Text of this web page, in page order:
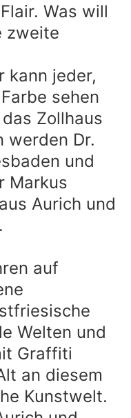
Was will
zweite
kann jeder,
sehen
Zollhaus
werden Dr.
und
Markus
Aurich und
auf
Welten und
Graffiti
an diesem
Kunstwelt.